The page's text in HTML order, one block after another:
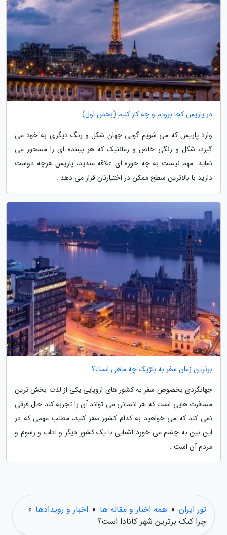
در پاریس کجا برویم و چه کار کنیم (بخش اول)
وارد پاریس که می شویم گویی جهان شکل و رنگ دیگری به خود می
گیرد، شکل و رنگی خاص و رمانتیک که هر بیننده ای را مسحور می
نماید. مهم نیست به چه حوزه ای علاقه مندید، پاریس هرچه دوست
دارید با بالاترین سطح ممکن در اختیارتان قرار می دهد .
برترین زمان سفر به بلژیک چه ماهی است؟
جهانگردی بخصوص سفر به کشور های اروپایی یکی از لذت بخش ترین
مسافرت هایی است که هر انسانی می تواند آن را تجربه کند حال فرقی
نمی کند که می خواهید به کدام کشور سفر کنید، مطلب مهمی که در
این بین به چشم می خورد آشنایی با یک کشور دیگر و آداب و رسوم و
مردم آن است .
تور ایران » همه اخبار و مقاله ها » اخبار و رویدادها »
چرا کبک برترین شهر کانادا است؟